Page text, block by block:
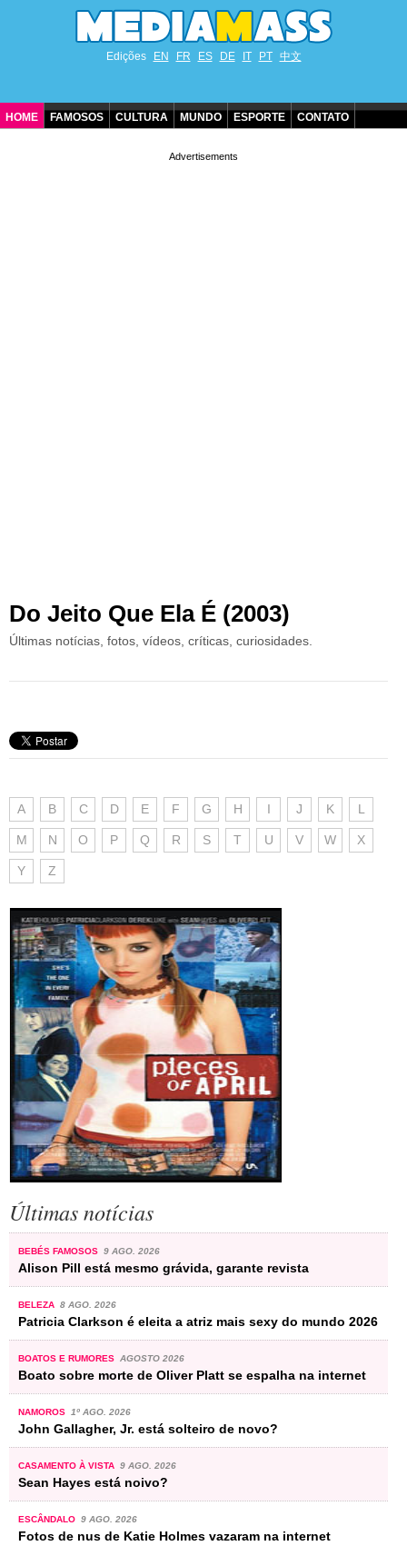
Edições EN FR ES DE IT PT 中文
HOME FAMOSOS CULTURA MUNDO ESPORTE CONTATO
Do Jeito Que Ela É (2003)
Últimas notícias, fotos, vídeos, críticas, curiosidades.
A B C D E F G H I J K L
M N O P Q R S T U V W X
Y Z
Últimas notícias
BEBÉS FAMOSOS 9 AGO. 2026
Alison Pill está mesmo grávida, garante revista
BELEZA 8 AGO. 2026
Patricia Clarkson é eleita a atriz mais sexy do mundo 2026
BOATOS E RUMORES AGOSTO 2026
Boato sobre morte de Oliver Platt se espalha na internet
NAMOROS 1º AGO. 2026
John Gallagher, Jr. está solteiro de novo?
CASAMENTO À VISTA 9 AGO. 2026
Sean Hayes está noivo?
ESCÂNDALO 9 AGO. 2026
Fotos de nus de Katie Holmes vazaram na internet